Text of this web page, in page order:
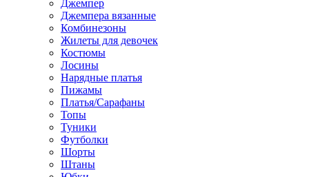
Джемпер
Джемпера вязанные
Комбинезоны
Жилеты для девочек
Костюмы
Лосины
Нарядные платья
Пижамы
Платья/Сарафаны
Топы
Туники
Футболки
Шорты
Штаны